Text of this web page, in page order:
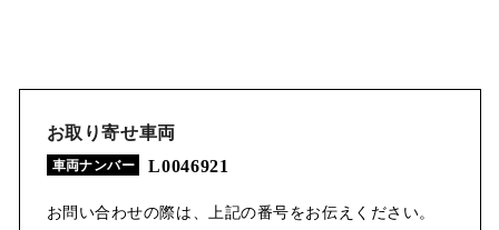
お取り寄せ車両
車両ナンバー L0046921
お問い合わせの際は、上記の番号をお伝えください。